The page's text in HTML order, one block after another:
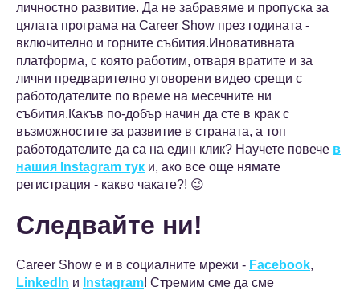
личностно развитие. Да не забравяме и пропуска за
цялата програма на Career Show през годината -
включително и горните събития.Иновативната
платформа, с която работим, отваря вратите и за
лични предварително уговорени видео срещи с
работодателите по време на месечните ни
събития.Какъв по-добър начин да сте в крак с
възможностите за развитие в страната, а топ
работодателите да са на един клик? Научете повече в
нашия Instagram тук и, ако все още нямате
регистрация - какво чакате?! 😉
Следвайте ни!
Career Show е и в социалните мрежи - Facebook,
LinkedIn и Instagram! Стремим сме да сме